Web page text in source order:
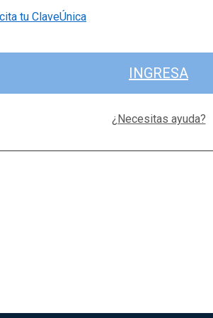
tu ClaveÚnica
INGRESA
¿Necesitas ayuda?